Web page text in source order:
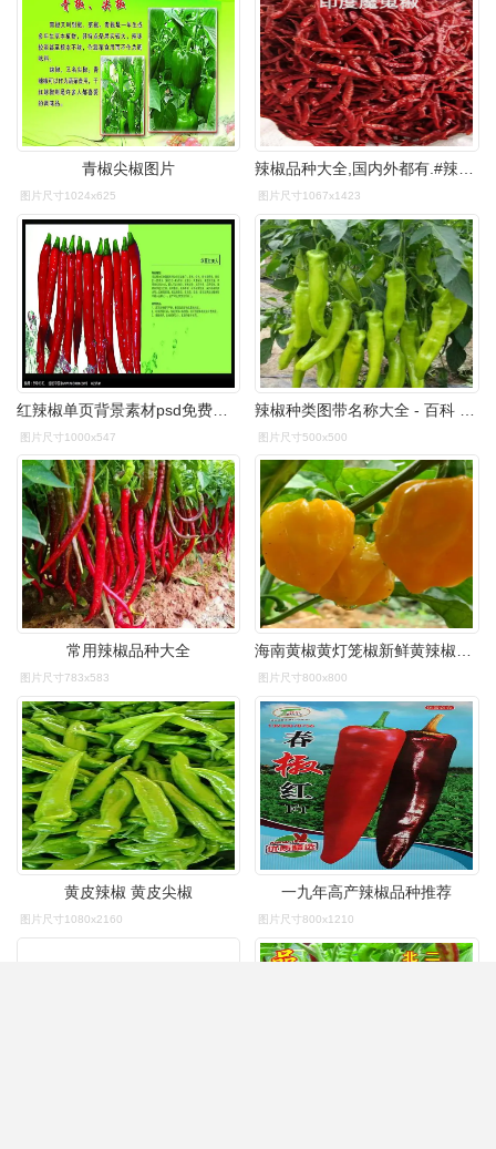
青椒尖椒图片
图片尺寸1024x625 图片尺寸1067x1423
图片尺寸1000x547 图片尺寸500x500
常用辣椒品种大全
图片尺寸783x583
海南黄椒黄灯笼椒新鲜黄辣椒魔鬼椒蔬菜特辣辣椒 2500g 顺丰【图片
图片尺寸800x800
黄皮辣椒 黄皮尖椒
图片尺寸1080x2160
一九年高产辣椒品种推荐
图片尺寸800x1210